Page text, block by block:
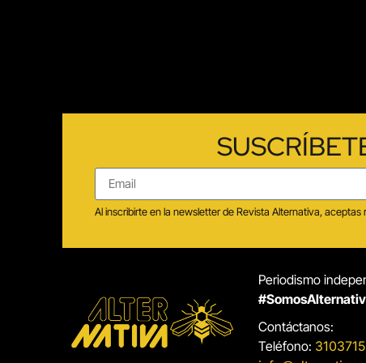
Al inscribirte en la newsletter de Revista Alternativa,
Periodismo
Contáctanos:
Teléfono: